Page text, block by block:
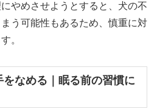
やめさせようとすると、犬の不
う可能性もあるため、慎重に対
。
なめる｜眠る前の習慣に